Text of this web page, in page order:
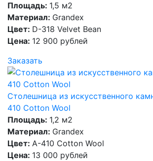
Площадь: 1,5 м2
Материал: Grandex
Цвет: D-318 Velvet Bean
Цена: 12 900 рублей
Заказать
Столешница из искусственного
410 Cotton Wool
Площадь: 1,2 м2
Материал: Grandex
Цвет: A-410 Cotton Wool
Цена: 13 000 рублей